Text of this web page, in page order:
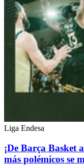
Liga Endesa
¡De Barça Basket
más polémicos se